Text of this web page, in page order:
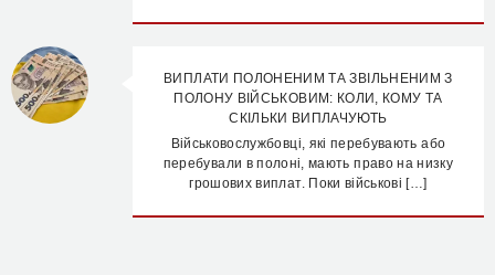
ВИПЛАТИ ПОЛОНЕНИМ ТА ЗВІЛЬНЕНИМ З
ПОЛОНУ ВІЙСЬКОВИМ: КОЛИ, КОМУ ТА
СКІЛЬКИ ВИПЛАЧУЮТЬ
Військовослужбовці, які перебувають або
перебували в полоні, мають право на низку
грошових виплат. Поки військові […]